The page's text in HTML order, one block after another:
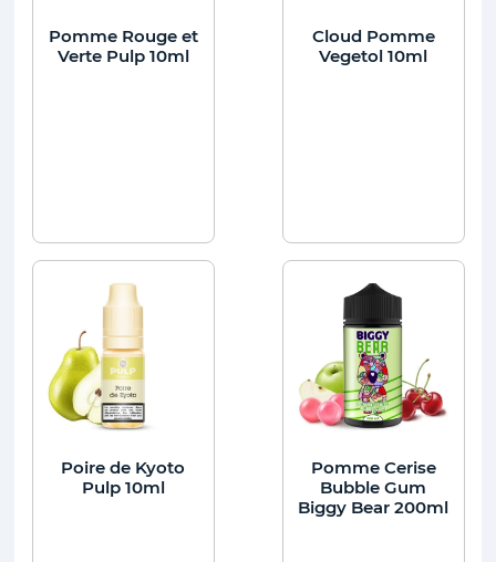
Pomme Rouge et
Verte Pulp 10ml
Cloud Pomme
Vegetol 10ml
Poire de Kyoto
Pulp 10ml
Pomme Cerise
Bubble Gum
Biggy Bear 200ml